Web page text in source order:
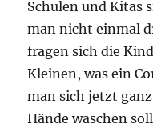
Schulen und Kitas
man nicht einmal
fragen sich die
Kleinen, was ein
man sich jetzt
Hände waschen